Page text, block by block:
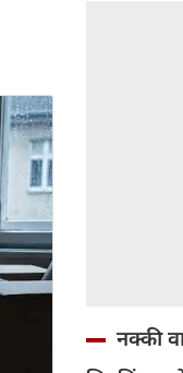
नक्की